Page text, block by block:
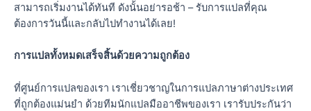
สามารถเริ่มงานได้ทันที ดังนั้นอย่ารอช้า – รับการแปลที่คุณ
ต้องการวันนี้และกลับไปทำงานได้เลย!
การแปลทั้งหมดเสร็จสิ้นด้วยความถูกต้อง
ที่ศูนย์การแปลของเรา เราเชี่ยวชาญในการแปลภาษาต่างประเทศ
ที่ถูกต้องแม่นยำ ด้วยทีมนักแปลมืออาชีพของเรา เรารับประกันว่า